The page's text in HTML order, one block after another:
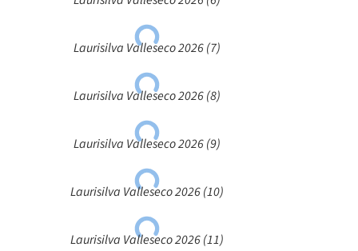
Laurisilva Valleseco 2026 (7)
Laurisilva Valleseco 2026 (8)
Laurisilva Valleseco 2026 (9)
Laurisilva Valleseco 2026 (10)
Laurisilva Valleseco 2026 (11)